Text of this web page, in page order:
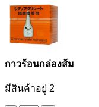
กาวร้อนกล่องส้ม
มีสินค้าอยู่ 2